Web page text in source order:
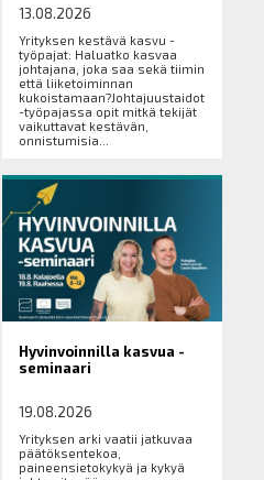
13.08.2026
Yrityksen kestävä kasvu -
työpajat: Haluatko kasvaa
johtajana, joka saa sekä tiimin
että liiketoiminnan
kukoistamaan?Johtajuustaidot
-työpajassa opit mitkä tekijät
vaikuttavat kestävän,
onnistumisia...
Hyvinvoinnilla kasvua -
seminaari
19.08.2026
Yrityksen arki vaatii jatkuvaa
päätöksentekoa,
paineensietokykyä ja kykyä